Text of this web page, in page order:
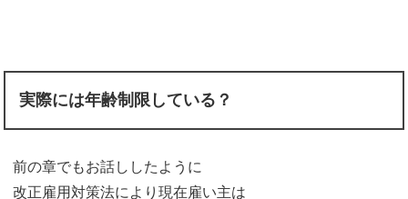
実際には年齢制限している？
前の章でもお話ししたように
改正雇用対策法により現在雇い主は